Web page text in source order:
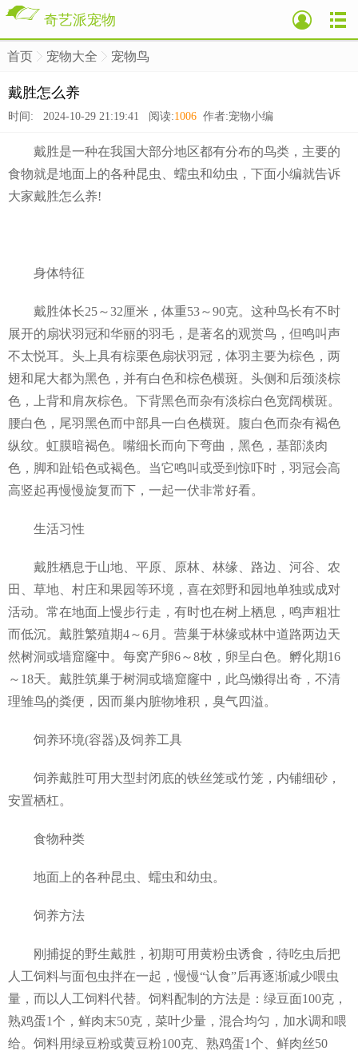
奇艺派宠物
首页 宠物大全 宠物鸟
戴胜怎么养
时间: 2024-10-29 21:19:41 阅读:1006 作者:宠物小编
戴胜是一种在我国大部分地区都有分布的鸟类，主要的
食物就是地面上的各种昆虫、蠕虫和幼虫，下面小编就告诉
大家戴胜怎么养!
身体特征
戴胜体长25～32厘米，体重53～90克。这种鸟长有不时
展开的扇状羽冠和华丽的羽毛，是著名的观赏鸟，但鸣叫声
不太悦耳。头上具有棕栗色扇状羽冠，体羽主要为棕色，两
翅和尾大都为黑色，并有白色和棕色横斑。头侧和后颈淡棕
色，上背和肩灰棕色。下背黑色而杂有淡棕白色宽阔横斑。
腰白色，尾羽黑色而中部具一白色横斑。腹白色而杂有褐色
纵纹。虹膜暗褐色。嘴细长而向下弯曲，黑色，基部淡肉
色，脚和趾铅色或褐色。当它鸣叫或受到惊吓时，羽冠会高
高竖起再慢慢旋复而下，一起一伏非常好看。
生活习性
戴胜栖息于山地、平原、原林、林缘、路边、河谷、农
田、草地、村庄和果园等环境，喜在郊野和园地单独或成对
活动。常在地面上慢步行走，有时也在树上栖息，鸣声粗壮
而低沉。戴胜繁殖期4～6月。营巢于林缘或林中道路两边天
然树洞或墙窟窿中。每窝产卵6～8枚，卵呈白色。孵化期16
～18天。戴胜筑巢于树洞或墙窟窿中，此鸟懒得出奇，不清
理雏鸟的粪便，因而巢内脏物堆积，臭气四溢。
饲养环境(容器)及饲养工具
饲养戴胜可用大型封闭底的铁丝笼或竹笼，内铺细砂，
安置栖杠。
食物种类
地面上的各种昆虫、蠕虫和幼虫。
饲养方法
刚捕捉的野生戴胜，初期可用黄粉虫诱食，待吃虫后把
人工饲料与面包虫拌在一起，慢慢“认食”后再逐渐减少喂虫
量，而以人工饲料代替。饲料配制的方法是：绿豆面100克，
熟鸡蛋1个，鲜肉末50克，菜叶少量，混合均匀，加水调和喂
给。饲料用绿豆粉或黄豆粉100克、熟鸡蛋1个、鲜肉丝50